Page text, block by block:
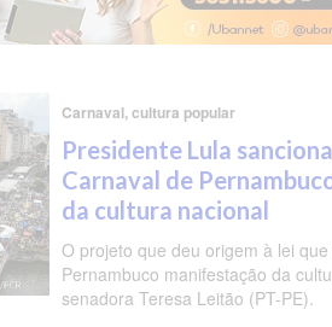
Carnaval, cultura popular
Presidente Lula
Carnaval de
da cultura nacional
O projeto que deu origem à lei
Pernambuco manifestação da
senadora Teresa Leitão (PT-PE).